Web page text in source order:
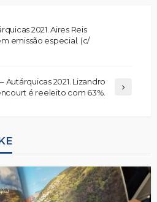
2021. Aires Reis
emissão especial. (c/
Autárquicas 2021. Lizandro
é reeleito com 63%.